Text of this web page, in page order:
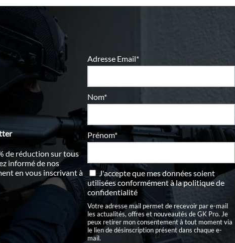
de réduction sur tous
informé de nos
en vous inscrivant à
Adresse Email*
Nom*
Prénom*
J'accepte que mes données soient
utilisées conformément àla politique de
confidentialité
Votre adresse mail permet de recevoir par e-mail
les actualités, offres et nouveautés de GK Pro. Je
peux retirer mon consentement à tout moment via
le lien de désinscription présent dans chaque e-
mail.